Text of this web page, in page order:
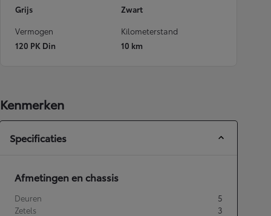
Grijs
Zwart
Vermogen
120 PK Din
Kilometerstand
10 km
Kenmerken
Specificaties
Afmetingen en chassis
Deuren
5
Zetels
3